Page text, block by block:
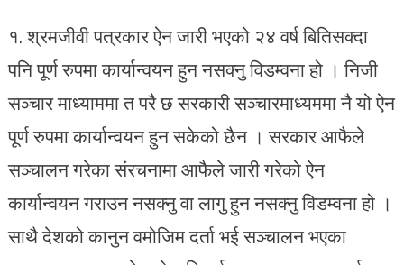
१. श्रमजीवी पत्रकार ऐन जारी भएको २४ वर्ष बितिसक्दा
पनि पूर्ण रुपमा कार्यान्वयन हुन नसक्नु विडम्वना हो । निजी
सञ्चार माध्याममा त परै छ सरकारी सञ्चारमाध्यममा नै यो ऐन
पूर्ण रुपमा कार्यान्वयन हुन सकेको छैन । सरकार आफैले
सञ्चालन गरेका संरचनामा आफैले जारी गरेको ऐन
कार्यान्वयन गराउन नसक्नु वा लागु हुन नसक्नु विडम्वना हो ।
साथै देशको कानुन वमोजिम दर्ता भई सञ्चालन भएका